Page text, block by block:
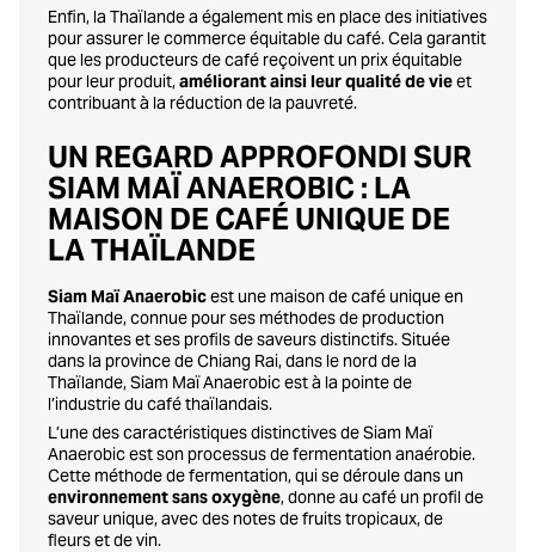
Enfin, la Thaïlande a également mis en place des initiatives
pour assurer le commerce équitable du café. Cela garantit
que les producteurs de café reçoivent un prix équitable
pour leur produit,améliorant ainsi leur qualité de vieet
contribuant à la réduction de la pauvreté.
UN REGARD APPROFONDI SUR
SIAM MAÏ ANAEROBIC : LA
MAISON DE CAFÉ UNIQUE DE
LA THAÏLANDE
Siam Maï Anaerobicest une maison de café unique en
Thaïlande, connue pour ses méthodes de production
innovantes et ses profils de saveurs distinctifs. Située
dans la province de Chiang Rai, dans le nord de la
Thaïlande, Siam Maï Anaerobic est à la pointe de
l’industrie du café thaïlandais.
L’une des caractéristiques distinctives de Siam Maï
Anaerobic est son processus de fermentation anaérobie.
Cette méthode de fermentation, qui se déroule dans un
environnement sans oxygène, donne au café un profil de
saveur unique, avec des notes de fruits tropicaux, de
fleurs et de vin.